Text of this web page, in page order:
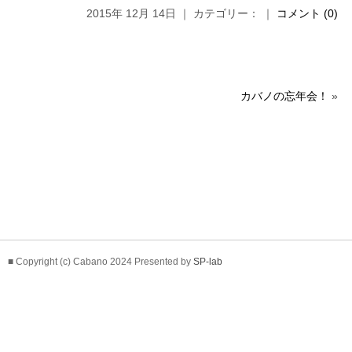
2015年 12月 14日 ｜ カテゴリー： ｜ コメント (0)
カバノの忘年会！ »
■ Copyright (c) Cabano 2024 Presented by SP-lab